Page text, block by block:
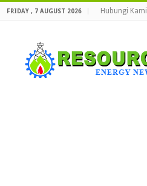
FRIDAY , 7 AUGUST 2026 Hubungi Kami